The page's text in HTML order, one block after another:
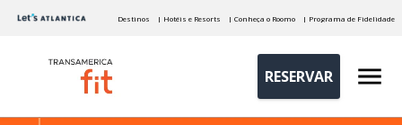
Destinos | Hotéis e Resorts | Conheça o Roomo | Programa de Fidelidade
RESERVAR